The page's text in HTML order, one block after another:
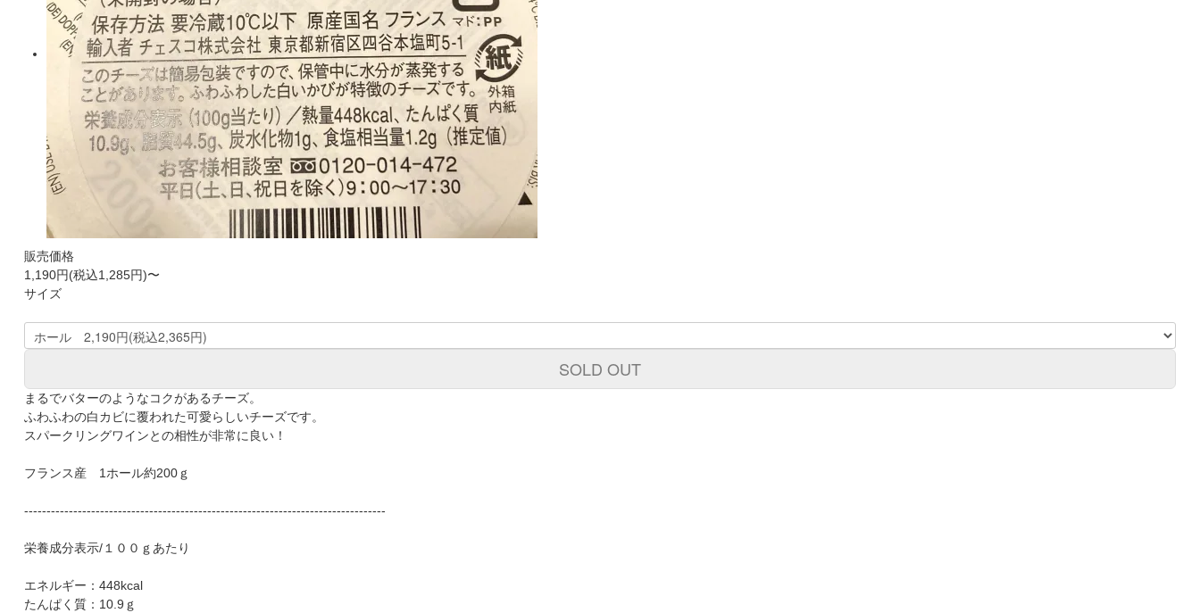
販売価格
1,190円(税込1,285円)〜
サイズ
SOLD OUT
まるでバターのようなコクがあるチーズ。
ふわふわの白カビに覆われた可愛らしいチーズです。
スパークリングワインとの相性が非常に良い！
フランス産 1ホール約200ｇ
---------------------------------------------------------------------------------
栄養成分表示/１００ｇあたり
エネルギー：448kcal
たんぱく質：10.9ｇ